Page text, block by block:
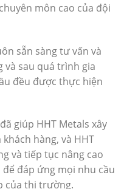
môn cao của đội
sẵn sàng tư vấn và
sau quá trình gia
đều được thực hiện
giúp HHT Metals xây
hàng, và HHT
và tiếp tục nâng cao
để đáp ứng mọi nhu cầu
của thị trường.